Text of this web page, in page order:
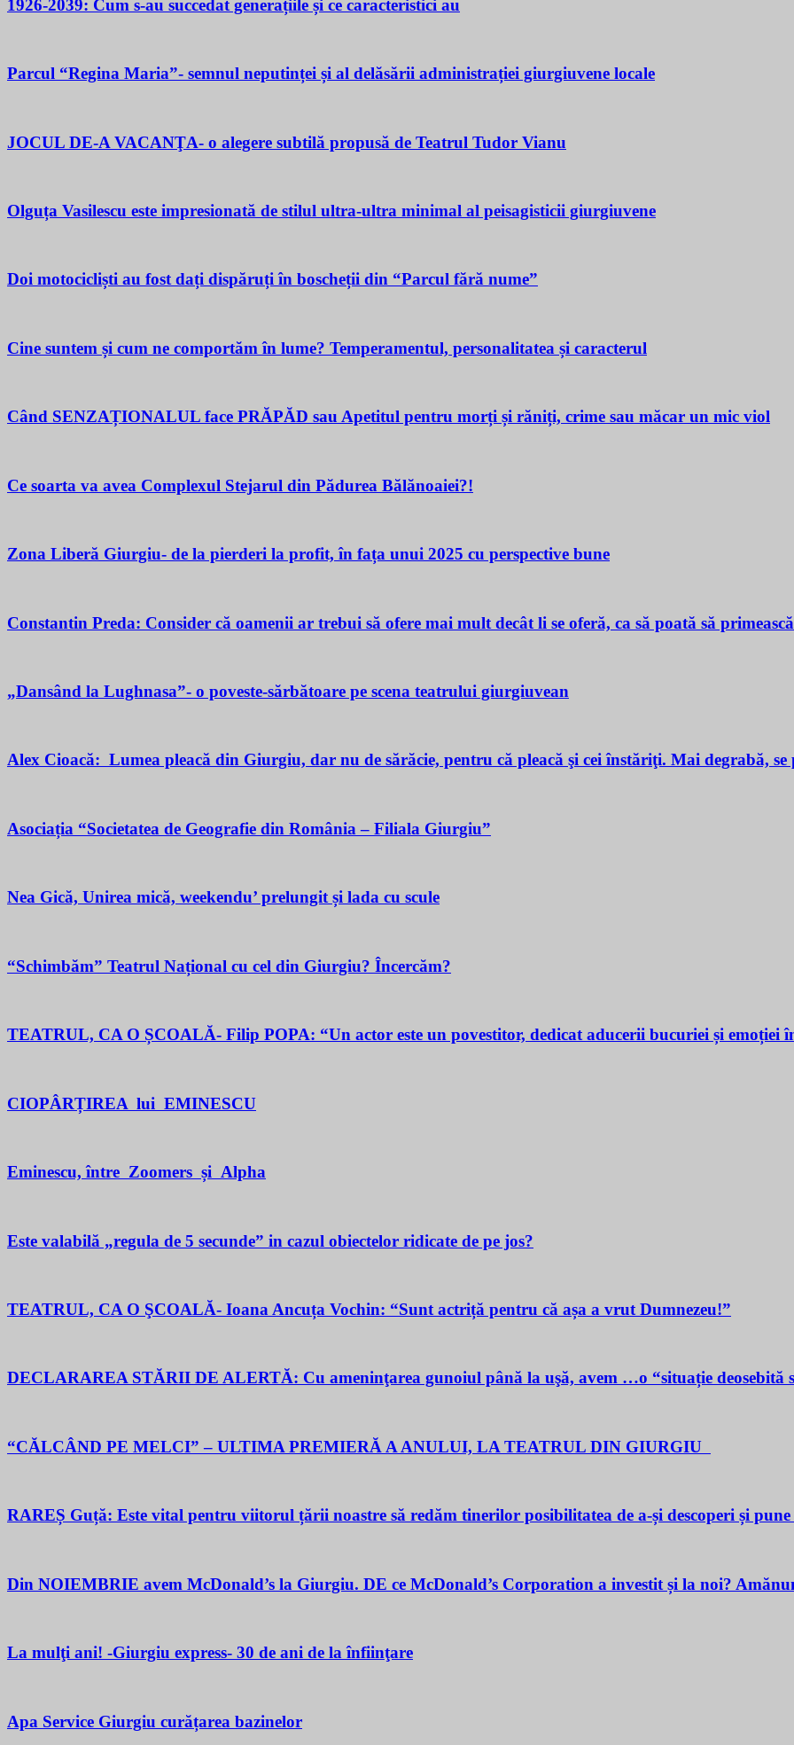
1926-2039: Cum s-au succedat generațiile și ce caracteristici au
Parcul “Regina Maria”- semnul neputinței și al delăsării administrației giurgiuvene locale
JOCUL DE-A VACANŢA- o alegere subtilă propusă de Teatrul Tudor Vianu
Olguța Vasilescu este impresionată de stilul ultra-ultra minimal al peisagisticii giurgiuvene
Doi motocicliști au fost dați dispăruți în boscheții din “Parcul fără nume”
Cine suntem și cum ne comportăm în lume? Temperamentul, personalitatea și caracterul
Când SENZAȚIONALUL face PRĂPĂD sau Apetitul pentru morți și răniți, crime sau măcar un mic viol
Ce soarta va avea Complexul Stejarul din Pădurea Bălănoaiei?!
Zona Liberă Giurgiu- de la pierderi la profit, în fața unui 2025 cu perspective bune
Constantin Preda: Consider că oamenii ar trebui să ofere mai mult decât li se oferă, ca să poată să
„Dansând la Lughnasa”- o poveste-sărbătoare pe scena teatrului giurgiuvean
Alex Cioacă: Lumea pleacă din Giurgiu, dar nu de sărăcie, pentru că pleacă şi cei înstăriţi. Mai degrabă,
Asociația “Societatea de Geografie din România – Filiala Giurgiu”
Nea Gică, Unirea mică, weekendu’ prelungit și lada cu scule
“Schimbăm” Teatrul Național cu cel din Giurgiu? Încercăm?
TEATRUL, CA O ȘCOALĂ- Filip POPA: “Un actor este un povestitor, dedicat aducerii bucuriei și emoției
CIOPÂRȚIREA lui EMINESCU
Eminescu, între Zoomers și Alpha
Este valabilă „regula de 5 secunde” in cazul obiectelor ridicate de pe jos?
TEATRUL, CA O ŞCOALĂ- Ioana Ancuța Vochin: “Sunt actriță pentru că așa a vrut Dumnezeu!”
DECLARAREA STĂRII DE ALERTĂ: Cu ameninţarea gunoiul până la uşă, avem …o “situație deosebită
“CĂLCÂND PE MELCI” – ULTIMA PREMIERĂ A ANULUI, LA TEATRUL DIN GIURGIU
RAREȘ Guță: Este vital pentru viitorul țării noastre să redăm tinerilor posibilitatea de a-și descoperi și
Din NOIEMBRIE avem McDonald’s la Giurgiu. DE ce McDonald’s Corporation a investit și la noi?
La mulţi ani! -Giurgiu express- 30 de ani de la înfiinţare
Apa Service Giurgiu curățarea bazinelor